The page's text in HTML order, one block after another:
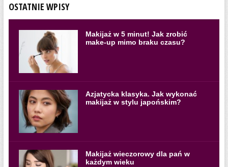
OSTATNIE WPISY
Makijaż w 5 minut! Jak zrobić
make-up mimo braku czasu?
Azjatycka klasyka. Jak wykonać
makijaż w stylu japońskim?
Makijaż wieczorowy dla pań w
każdym wieku